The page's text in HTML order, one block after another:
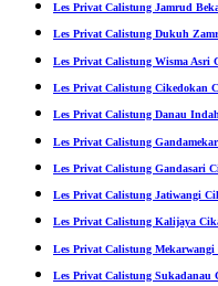
Les Privat Calistung Jamrud
Les Privat Calistung Dukuh
Les Privat Calistung Wisma Asri
Les Privat Calistung Cikedokan
Les Privat Calistung Danau
Les Privat Calistung
Les Privat Calistung Gandasari
Les Privat Calistung Jatiwangi
Les Privat Calistung Kalijaya
Les Privat Calistung
Les Privat Calistung Sukadanau